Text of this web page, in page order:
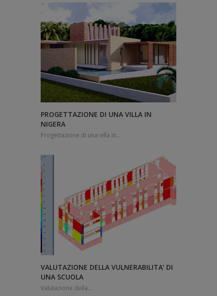
PROGETTAZIONE DI UNA VILLA IN
NIGERA
Progettazione di una villa in...
VALUTAZIONE DELLA VULNERABILITA’ DI
UNA SCUOLA
Valutazione della...